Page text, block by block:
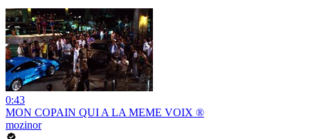
0:43
MON COPAIN QUI A LA MEME VOIX ®
mozinor